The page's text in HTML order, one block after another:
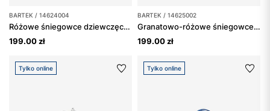
BARTEK / 14624004
Różowe śniegowce dziewczęce BARTEK 14624004 ocieplane naturalną wełną
199.00 zł
BARTEK / 14625002
Granatowo-różowe śniegowce dziewczęce BARTEK 14625002
199.00 zł
Tylko online Tylko online